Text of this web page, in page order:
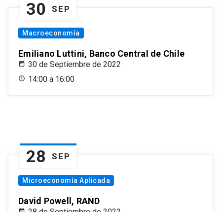
30 SEP
Macroeconomía
Emiliano Luttini, Banco Central de Chile
30 de Septiembre de 2022
14:00 a 16:00
28 SEP
Microeconomía Aplicada
David Powell, RAND